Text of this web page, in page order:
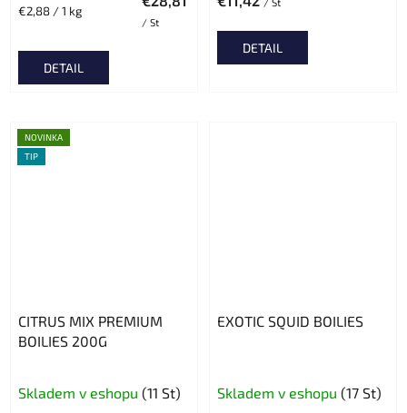
/ St
Verkaufspreis:
€2,88 / 1 kg
DETAIL
ist
DETAIL
NOVINKA
TIP
CITRUS MIX PREMIUM
BOILIES 200G
Skladem v eshopu (11 St)
EXOTIC SQUID BOILIES
Skladem v eshopu (17 St)